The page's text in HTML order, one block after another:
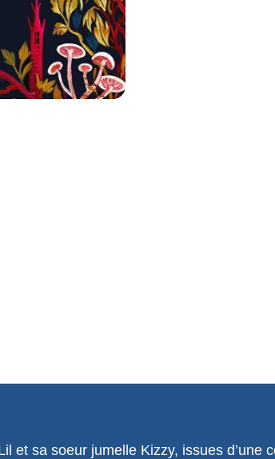
et sa soeur jumelle Kizzy, issues